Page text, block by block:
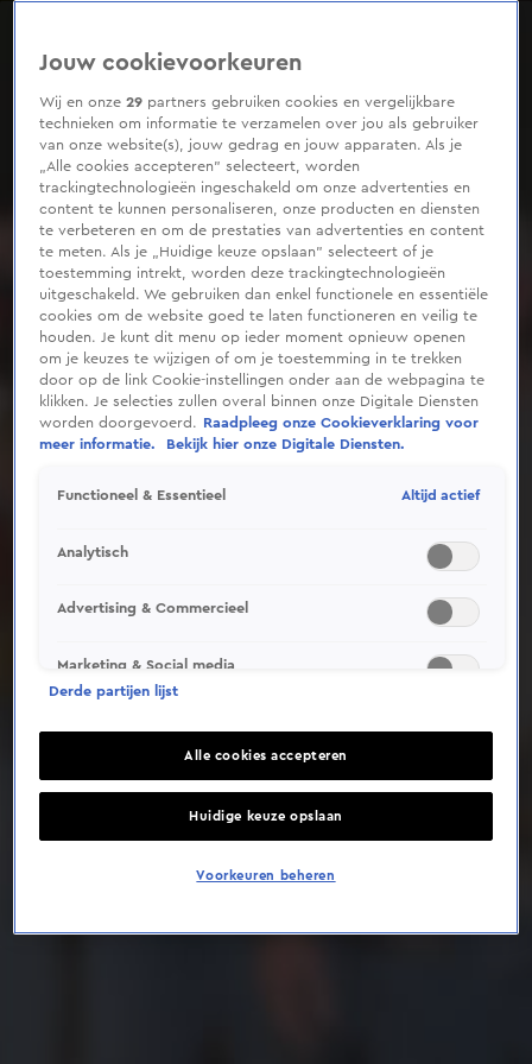
seconds
Deze video is niet beschikbaar op je huidige locatie
Jouw cookievoorkeuren
Wij en onze29 partners gebruiken cookies en vergelijkbare
technieken om informatie te verzamelen over jou als gebruiker
van onze website(s), jouw gedrag en jouw apparaten. Als je
„Alle cookies accepteren” selecteert, worden
trackingtechnologieën ingeschakeld om onze advertenties en
content te kunnen personaliseren, onze producten en diensten
te verbeteren en om de prestaties van advertenties en content
te meten. Als je „Huidige keuze opslaan” selecteert of je
toestemming intrekt, worden deze trackingtechnologieën
uitgeschakeld. We gebruiken dan enkel functionele en essentiële
cookies om de website goed te laten functioneren en veilig te
houden. Je kunt dit menu op ieder moment opnieuw openen
om je keuzes te wijzigen of om je toestemming in te trekken
door op de link Cookie-instellingen onder aan de webpagina te
klikken. Je selecties zullen overal binnen onze Digitale Diensten
worden doorgevoerd.
Raadpleeg onze Cookieverklaring voor
meer informatie.
Bekijk hier onze Digitale Diensten.
Functioneel & Essentieel Altijd actief
Analytisch
Advertising & Commercieel
Marketing & Social media
Derde partijen lijst
Alle cookies accepteren
Huidige keuze opslaan
Voorkeuren beheren